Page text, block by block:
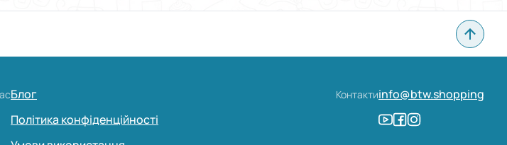
Блог
Політика конфіденційності
Контактиinfo@btw.shopping